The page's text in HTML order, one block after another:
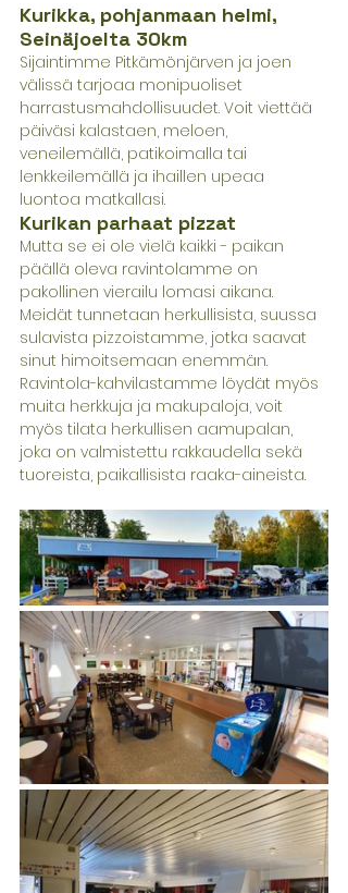
Kurikka, pohjanmaan helmi,
Seinäjoelta 30km
Sijaintimme Pitkämönjärven ja joen
välissä tarjoaa monipuoliset
harrastusmahdollisuudet. Voit viettää
päiväsi kalastaen, meloen,
veneilemällä, patikoimalla tai
lenkkeilemällä ja ihaillen upeaa
luontoa matkallasi.
Kurikan parhaat pizzat
Mutta se ei ole vielä kaikki - paikan
päällä oleva ravintolamme on
pakollinen vierailu lomasi aikana.
Meidät tunnetaan herkullisista, suussa
sulavista pizzoistamme, jotka saavat
sinut himoitsemaan enemmän.
Ravintola-kahvilastamme löydät myös
muita herkkuja ja makupaloja, voit
myös tilata herkullisen aamupalan,
joka on valmistettu rakkaudella sekä
tuoreista, paikallisista raaka-aineista.